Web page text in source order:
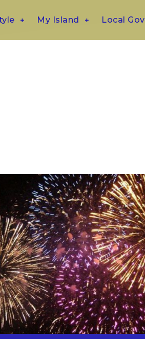
My Island Local Gov